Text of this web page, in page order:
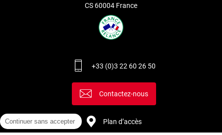
prendre la distance entre les deux trous de fixation de la
plaque de propreté. Il existe deux dimensions standards
d’entraxes pour les poignées de porte : 165 ou 195 mm. Avant
de choisir une nouvelle poignée, il est important de connaître
CS 60004 France
+33 (0)3 22 60 26 50
Contactez-nous
Plan d’accès
Continuer sans accepter